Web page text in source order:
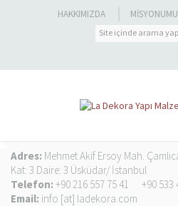
HAKKIMIZDA
Adres: Mehmet Akif Ersoy Mah.
Kat: 3 Daire: 3 Üsküdar/ İstanbul
Telefon: +90 216 557 75 41
+90 533
Email: info [at] ladekora.com